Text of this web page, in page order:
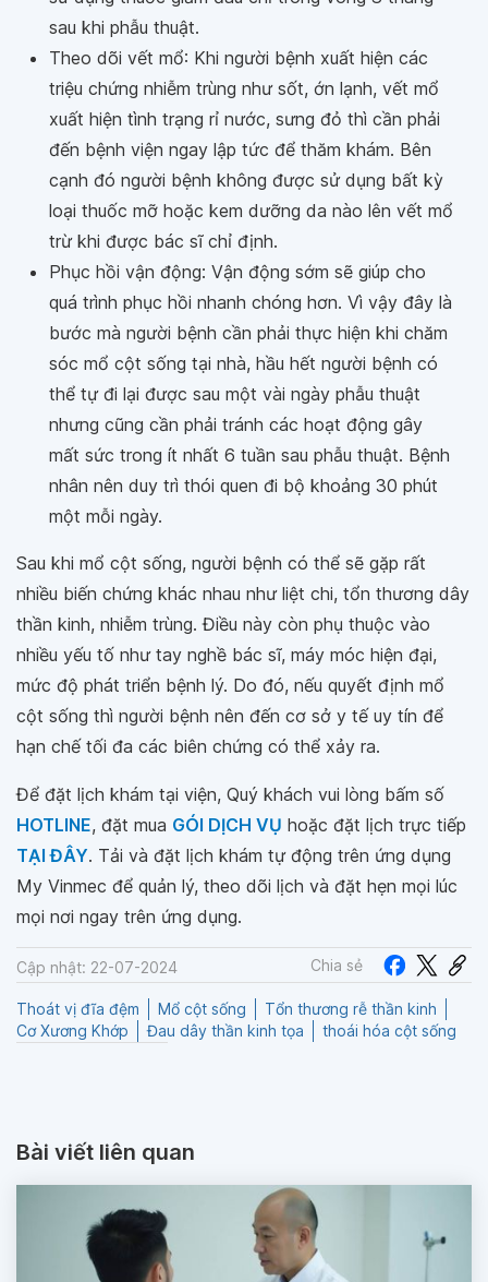
sau khi phẫu thuật.
Theo dõi vết mổ: Khi người bệnh xuất hiện các
triệu chứng nhiễm trùng như sốt, ớn lạnh, vết mổ
xuất hiện tình trạng rỉ nước, sưng đỏ thì cần phải
đến bệnh viện ngay lập tức để thăm khám. Bên
cạnh đó người bệnh không được sử dụng bất kỳ
loại thuốc mỡ hoặc kem dưỡng da nào lên vết mổ
trừ khi được bác sĩ chỉ định.
Phục hồi vận động: Vận động sớm sẽ giúp cho
quá trình phục hồi nhanh chóng hơn. Vì vậy đây là
bước mà người bệnh cần phải thực hiện khi chăm
sóc mổ cột sống tại nhà, hầu hết người bệnh có
thể tự đi lại được sau một vài ngày phẫu thuật
nhưng cũng cần phải tránh các hoạt động gây
mất sức trong ít nhất 6 tuần sau phẫu thuật. Bệnh
nhân nên duy trì thói quen đi bộ khoảng 30 phút
một mỗi ngày.
Sau khi mổ cột sống, người bệnh có thể sẽ gặp rất
nhiều biến chứng khác nhau như liệt chi, tổn thương dây
thần kinh, nhiễm trùng. Điều này còn phụ thuộc vào
nhiều yếu tố như tay nghề bác sĩ, máy móc hiện đại,
mức độ phát triển bệnh lý. Do đó, nếu quyết định mổ
cột sống thì người bệnh nên đến cơ sở y tế uy tín để
hạn chế tối đa các biên chứng có thể xảy ra.
Để đặt lịch khám tại viện, Quý khách vui lòng bấm số
HOTLINE, đặt mua GÓI DỊCH VỤ hoặc đặt lịch trực tiếp
TẠI ĐÂY. Tải và đặt lịch khám tự động trên ứng dụng
My Vinmec để quản lý, theo dõi lịch và đặt hẹn mọi lúc
mọi nơi ngay trên ứng dụng.
Cập nhật: 22-07-2024 Chia sẻ
Thoát vị đĩa đệm Mổ cột sống
Tổn thương rễ thần kinh
Cơ Xương Khớp
Đau dây thần kinh tọa thoái hóa cột sống
Bài viết liên quan